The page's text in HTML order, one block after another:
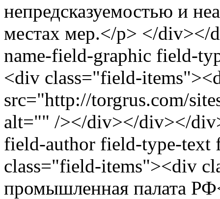
непредсказуемостью и
местах мер.</p> </
name-field-graphic field-
<div class="field-
src="http://torgrus.com/
alt="" /></div></div></
field-author field-type-
class="field-items"><div
промышленная палата